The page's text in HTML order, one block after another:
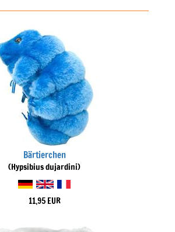
Bärtierchen
(Hypsibius dujardini)
11,95 EUR